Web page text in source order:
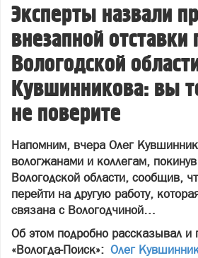
Эксперты назвали
внезапной отставки
Вологодской
Кувшинникова: вы
не поверите
Напомним, вчера Олег
вологжанами и коллегам, покинув
Вологодской области, сообщив,
перейти на другую работу,
связана с Вологодчиной…
Об этом подробно рассказывал и
«Вологда-Поиск»: Олег